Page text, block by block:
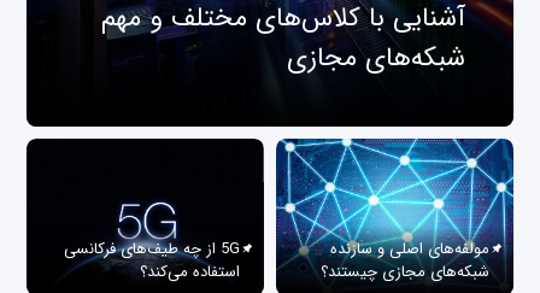
آشنایی با کلاس‌های مختلف و مهم
شبکه‌های مجازی
مولفه‌های اصلی و سازنده
شبکه‌های مجازی چیستند؟
5G از چه طیف‌های فرکانسی
استفاده می‌کند؟